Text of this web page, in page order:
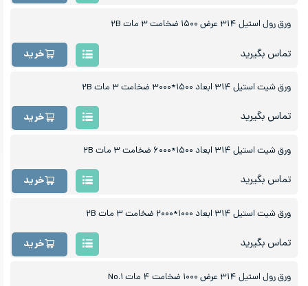
ورق رول استیل ۳۱۴ عرض ۱۵۰۰ ضخامت ۳ مات ۲B
تماس بگیرید خرید
ورق شیت استیل ۳۱۴ ابعاد ۱۵۰۰*۳۰۰۰ ضخامت ۳ مات ۲B
تماس بگیرید خرید
ورق شیت استیل ۳۱۴ ابعاد ۱۵۰۰*۶۰۰۰ ضخامت ۳ مات ۲B
تماس بگیرید خرید
ورق شیت استیل ۳۱۴ ابعاد ۱۰۰۰*۲۰۰۰ ضخامت ۳ مات ۲B
تماس بگیرید خرید
ورق رول استیل ۳۱۴ عرض ۱۰۰۰ ضخامت ۴ مات No.۱